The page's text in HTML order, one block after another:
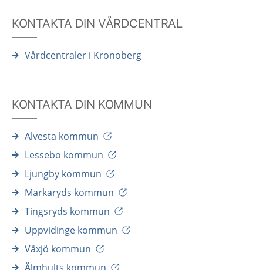
KONTAKTA DIN VÅRDCENTRAL
Vårdcentraler i Kronoberg
KONTAKTA DIN KOMMUN
Alvesta kommun
Lessebo kommun
Ljungby kommun
Markaryds kommun
Tingsryds kommun
Uppvidinge kommun
Växjö kommun